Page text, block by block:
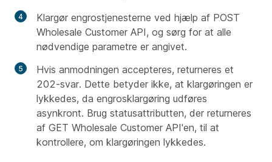
Klargør engrostjenesterne ved hjælp af POST
Wholesale Customer API, og sørg for at alle
nødvendige parametre er angivet.
Hvis anmodningen accepteres, returneres et
202-svar. Dette betyder ikke, at klargøringen er
lykkedes, da engrosklargøring udføres
asynkront. Brug statusattributten, der returneres
af GET Wholesale Customer API'en, til at
kontrollere, om klargøringen lykkedes.